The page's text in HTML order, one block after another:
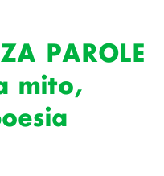
PAROLE
mito,